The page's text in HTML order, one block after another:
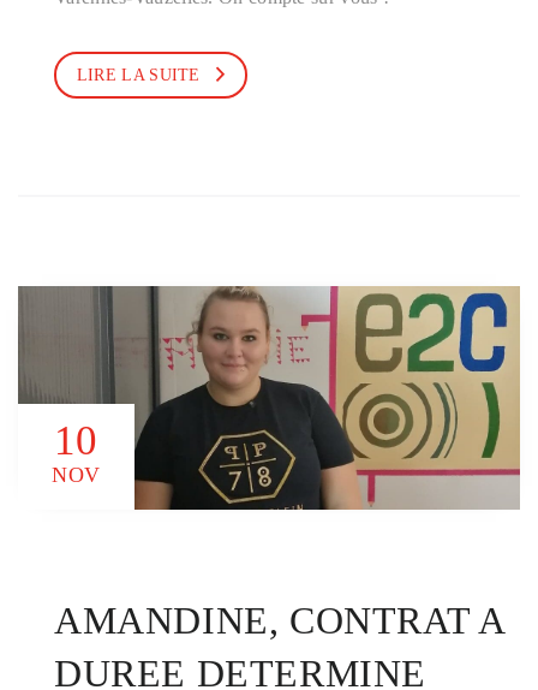
LIRE LA SUITE
10
NOV
AMANDINE, CONTRAT A
DUREE DETERMINE